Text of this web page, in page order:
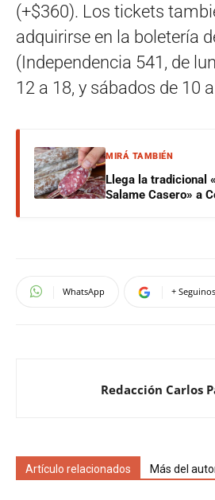
(+$360). Los tickets
adquirirse en la boletería
(Independencia 541, de
12 a 18, y sábados de 10
MIRÁ TAMBIÉN
Llega la tradicional
Salame Casero» a
WhatsApp +
Redacción Carlos
Artículo relacionados Más del